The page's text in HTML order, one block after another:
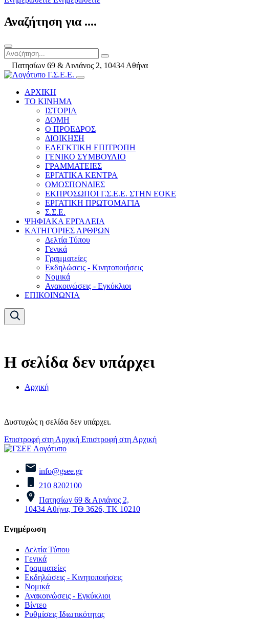
Αναζήτηση για ....
Πατησίων 69 & Αινιάνος 2, 10434 Αθήνα
ΑΡΧΙΚΗ
ΤΟ ΚΙΝΗΜΑ
ΙΣΤΟΡΙΑ
ΔΟΜΗ
Ο ΠΡΟΕΔΡΟΣ
ΔΙΟΙΚΗΣΗ
ΕΛΕΓΚΤΙΚΗ ΕΠΙΤΡΟΠΗ
ΓΕΝΙΚΟ ΣΥΜΒΟΥΛΙΟ
ΓΡΑΜΜΑΤΕΙΕΣ
ΕΡΓΑΤΙΚΑ ΚΕΝΤΡΑ
ΟΜΟΣΠΟΝΔΙΕΣ
ΕΚΠΡΟΣΩΠΟΙ Γ.Σ.Ε.Ε. ΣΤΗΝ ΕΟΚΕ
ΕΡΓΑΤΙΚΗ ΠΡΩΤΟΜΑΓΙΑ
Σ.Σ.Ε.
ΨΗΦΙΑΚΑ ΕΡΓΑΛΕΙΑ
ΚΑΤΗΓΟΡΙΕΣ ΑΡΘΡΩΝ
Δελτία Τύπου
Γενικά
Γραμματείες
Εκδηλώσεις - Κινητοποιήσεις
Νομικά
Ανακοινώσεις - Εγκύκλιοι
ΕΠΙΚΟΙΝΩΝΙΑ
Η σελίδα δεν υπάρχει
Αρχική
Δυστυχώς η σελίδα δεν υπάρχει.
Επιστροφή στη Αρχική Επιστροφή στη Αρχική
info@gsee.gr
210 8202100
Πατησίων 69 & Αινιάνος 2,
10434 Αθήνα, ΤΘ 3626, ΤΚ 10210
Ενημέρωση
Δελτία Τύπου
Γενικά
Γραμματείες
Εκδηλώσεις - Κινητοποιήσεις
Νομικά
Ανακοινώσεις - Εγκύκλιοι
Βίντεο
Ρυθμίσεις Ιδιωτικότητας